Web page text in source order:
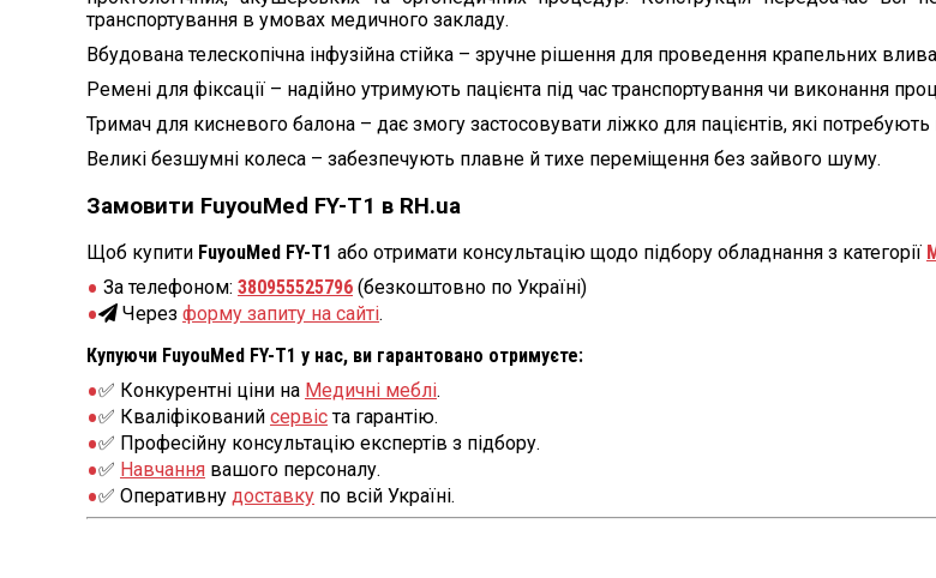
транспортування в умовах медичного закладу.
Вбудована телескопічна інфузійна стійка – зручне рішення для проведення крапельних
Ремені для фіксації – надійно утримують пацієнта під час транспортування чи виконання
Тримач для кисневого балона – дає змогу застосовувати ліжко для пацієнтів, які
Великі безшумні колеса – забезпечують плавне й тихе переміщення без зайвого шуму.
Замовити FuyouMed FY-T1 в RH.ua
Щоб купити FuyouMed FY-T1 або отримати консультацію щодо підбору обладнання з категорії
За телефоном: 380955525796 (безкоштовно по Україні)
Через форму запиту на сайті.
Купуючи FuyouMed FY-T1 у нас, ви гарантовано отримуєте:
✅ Конкурентні ціни на Медичні меблі.
✅ Кваліфікований сервіста гарантію.
✅ Професійну консультацію експертів з підбору.
✅ Навчання вашого персоналу.
✅ Оперативну доставку по всій Україні.